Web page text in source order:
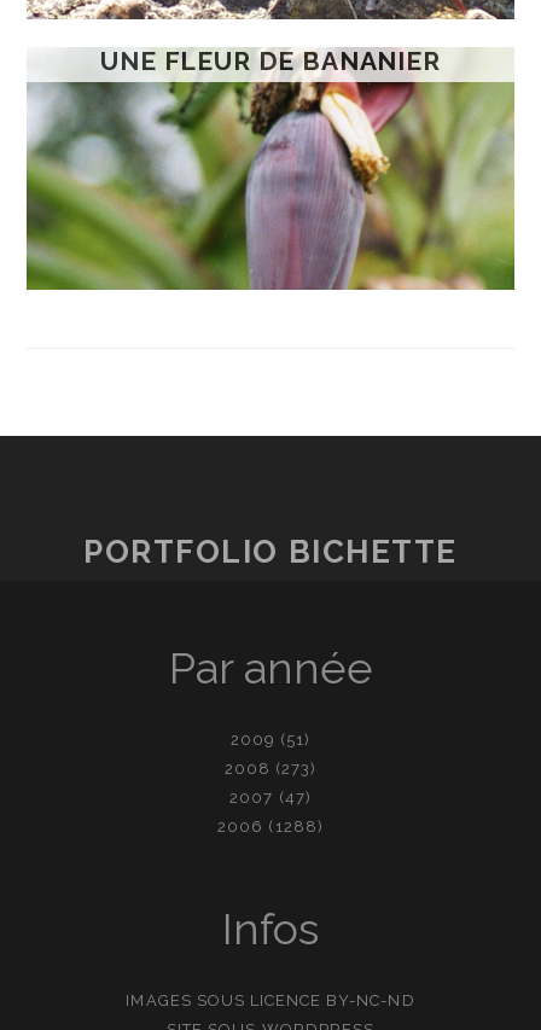
UNE FLEUR DE BANANIER
PORTFOLIO BICHETTE
Par année
2009 (51)
2008 (273)
2007 (47)
2006 (1288)
Infos
IMAGES SOUS LICENCE BY-NC-ND